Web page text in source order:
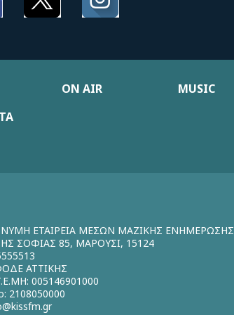
ON AIR MUSIC
ΕΤΑΙΡΕΙΑ ΜΕΣΩΝ ΜΑΖΙΚΗΣ ΕΝΗΜΕΡΩΣΗΣ
ΣΟΦΙΑΣ 85, ΜΑΡΟΥΣΙ, 15124
ΑΤΤΙΚΗΣ
005146901000
2108050000